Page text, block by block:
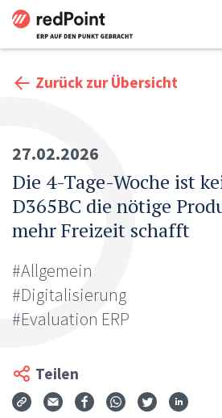
Zurück zur Übersicht
27.02.2026
Die 4-Tage-Woche ist
D365BC die nötige
mehr Freizeit schafft
#Allgemein
#Digitalisierung
#Evaluation ERP
Teilen
Via Mail teilen
Auf Facebook teilen
Auf WhatsApp
Auf Auf